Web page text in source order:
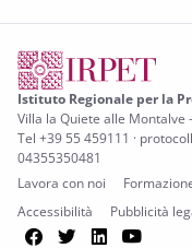
Istituto Regionale per la
Villa la Quiete alle Montalve
Tel +39 55 459111 ·
04355350481
Lavora con noi
Accessibilità
Pubblicità
Facebook
TwitterLinkedIn